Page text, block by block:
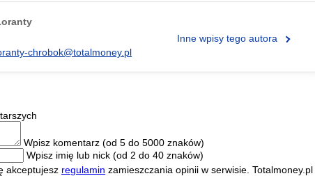
chrobok@totalmoney.pl
Inne wpisy tego autora
Wpisz komentarz (od 5 do 5000 znaków)
Wpisz imię lub nick (od 2 do 40 znaków)
akceptujesz regulamin zamieszczania opinii w serwisie. Totalmoney.pl